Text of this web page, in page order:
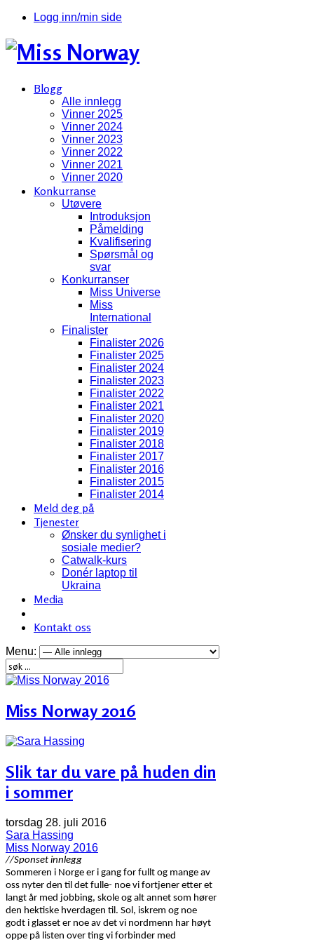
Logg inn/min side
Blogg
Alle innlegg
Vinner 2025
Vinner 2024
Vinner 2023
Vinner 2022
Vinner 2021
Vinner 2020
Konkurranse
Utøvere
Introduksjon
Påmelding
Kvalifisering
Spørsmål og
svar
Konkurranser
Miss Universe
Miss
International
Finalister
Finalister 2026
Finalister 2025
Finalister 2024
Finalister 2023
Finalister 2022
Finalister 2021
Finalister 2020
Finalister 2019
Finalister 2018
Finalister 2017
Finalister 2016
Finalister 2015
Finalister 2014
Meld deg på
Tjenester
Ønsker du synlighet i
sosiale medier?
Catwalk-kurs
Donér laptop til
Ukraina
Media
Kontakt oss
Menu:
Miss Norway 2016
Slik tar du vare på huden din
i sommer
torsdag 28. juli 2016
Sara Hassing
Miss Norway 2016
//Sponset innlegg
Sommeren i Norge er i gang for fullt og mange av
oss nyter den til det fulle- noe vi fortjener etter et
langt år med jobbing, skole og alt annet som hører
den hektiske hverdagen til. Sol, iskrem og noe
godt i glasset er noe av det vi nordmenn har høyt
oppe på listen over ting vi forbinder med